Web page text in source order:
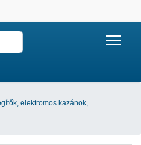
elektromos kazánok,